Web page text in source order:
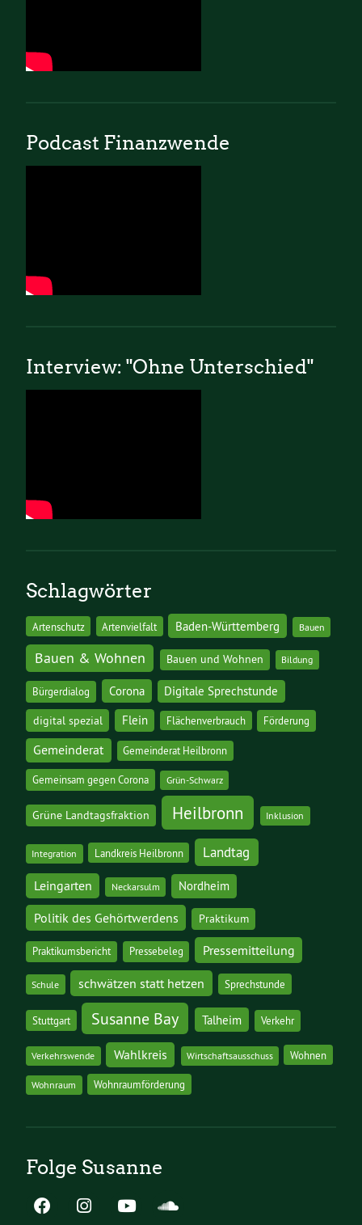
Podcast Finanzwende
Interview: "Ohne Unterschied"
Schlagwörter
Artenschutz Artenvielfalt Baden-Württemberg Bauen
Bauen & Wohnen Bauen und Wohnen Bildung
Bürgerdialog Corona Digitale Sprechstunde
digital spezial Flein Flächenverbrauch Förderung
Gemeinderat Gemeinderat Heilbronn
Gemeinsam gegen Corona Grün-Schwarz
Grüne Landtagsfraktion Heilbronn Inklusion
Integration Landkreis Heilbronn Landtag
Leingarten Neckarsulm Nordheim
Politik des Gehörtwerdens Praktikum
Praktikumsbericht Pressebeleg Pressemitteilung
Schule schwätzen statt hetzen Sprechstunde
Stuttgart Susanne Bay Talheim Verkehr
Verkehrswende Wahlkreis Wirtschaftsausschuss Wohnen
Wohnraum Wohnraumförderung
Folge Susanne